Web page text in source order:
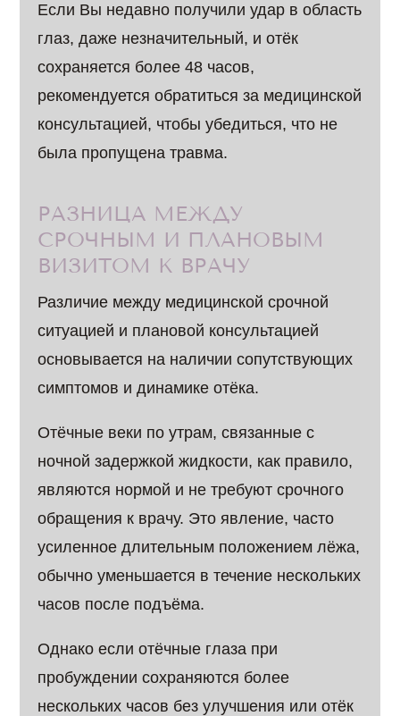
Если Вы недавно получили удар в область
глаз, даже незначительный, и отёк
сохраняется более 48 часов,
рекомендуется обратиться за медицинской
консультацией, чтобы убедиться, что не
была пропущена травма.
РАЗНИЦА МЕЖДУ
СРОЧНЫМ И ПЛАНОВЫМ
ВИЗИТОМ К ВРАЧУ
Различие между медицинской срочной
ситуацией и плановой консультацией
основывается на наличии сопутствующих
симптомов и динамике отёка.
Отёчные веки по утрам, связанные с
ночной задержкой жидкости, как правило,
являются нормой и не требуют срочного
обращения к врачу. Это явление, часто
усиленное длительным положением лёжа,
обычно уменьшается в течение нескольких
часов после подъёма.
Однако если отёчные глаза при
пробуждении сохраняются более
нескольких часов без улучшения или отёк